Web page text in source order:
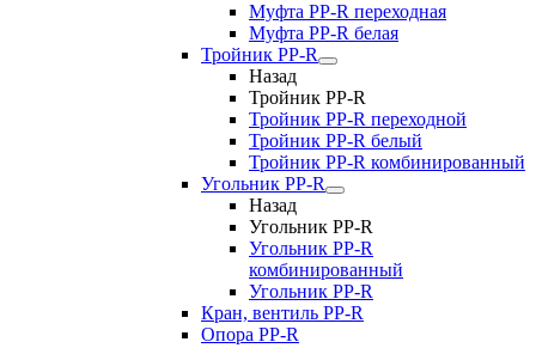
Муфта РР-R переходная
Муфта РР-R белая
Тройник PP-R
Назад
Тройник PP-R
Тройник РР-R переходной
Тройник РР-R белый
Тройник РР-R комбинированный
Угольник PP-R
Назад
Угольник PP-R
Угольник РР-R
комбинированный
Угольник РР-R
Кран, вентиль PP-R
Опора PP-R